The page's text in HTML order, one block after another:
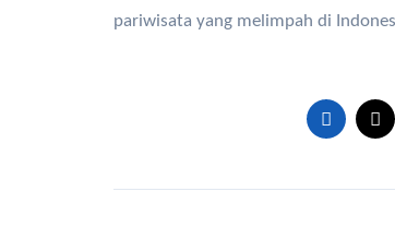
pariwisata yang melimpah di